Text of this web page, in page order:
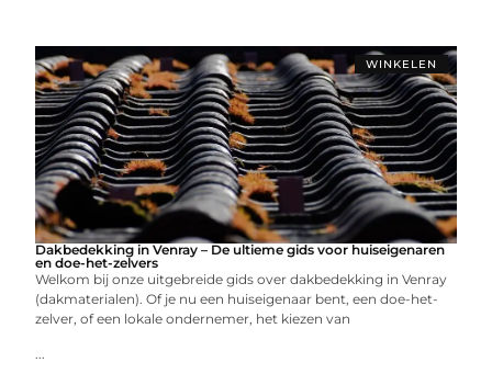
WINKELEN
Dakbedekking in Venray – De ultieme gids voor huiseigenaren
en doe-het-zelvers
Welkom bij onze uitgebreide gids over dakbedekking in Venray
(dakmaterialen). Of je nu een huiseigenaar bent, een doe-het-
zelver, of een lokale ondernemer, het kiezen van
...